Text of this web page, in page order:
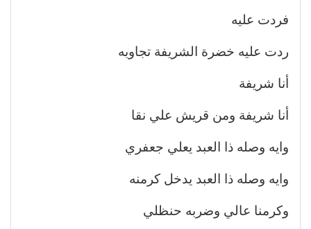
فردت عليه
ردت عليه خضرة الشريفة تجاوبه
أنا شريفة
أنا شريفة ومن قريش علي نقا
وايه وصله ذا العبد يعلي جعفري
وايه وصله ذا العبد يدخل كرمنه
وكرمنا عالي وضربه حنظلي